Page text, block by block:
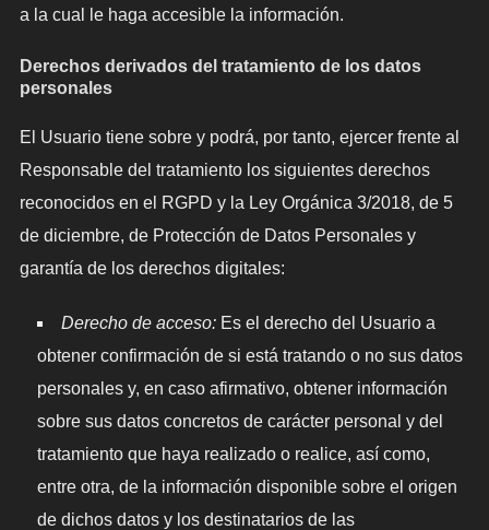
a la cual le haga accesible la información.
Derechos derivados del tratamiento de los datos
personales
El Usuario tiene sobre y podrá, por tanto, ejercer frente al
Responsable del tratamiento los siguientes derechos
reconocidos en el RGPD y la Ley Orgánica 3/2018, de 5
de diciembre, de Protección de Datos Personales y
garantía de los derechos digitales:
Derecho de acceso:Es el derecho del Usuario a
obtener confirmación de si está tratando o no sus datos
personales y, en caso afirmativo, obtener información
sobre sus datos concretos de carácter personal y del
tratamiento que haya realizado o realice, así como,
entre otra, de la información disponible sobre el origen
de dichos datos y los destinatarios de las